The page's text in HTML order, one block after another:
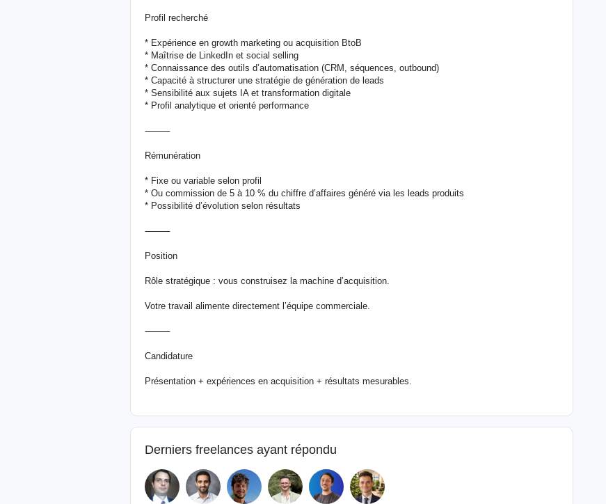
Profil recherché
* Expérience en growth marketing ou acquisition BtoB
* Maîtrise de LinkedIn et social selling
* Connaissance des outils d’automatisation (CRM, séquences, outbound)
* Capacité à structurer une stratégie de génération de leads
* Sensibilité aux sujets IA et transformation digitale
* Profil analytique et orienté performance
⸻
Rémunération
* Fixe ou variable selon profil
* Ou commission de 5 à 10 % du chiffre d’affaires généré via les leads produits
* Possibilité d’évolution selon résultats
⸻
Position
Rôle stratégique : vous construisez la machine d’acquisition.
Votre travail alimente directement l’équipe commerciale.
⸻
Candidature
Présentation + expériences en acquisition + résultats mesurables.
Derniers freelances ayant répondu